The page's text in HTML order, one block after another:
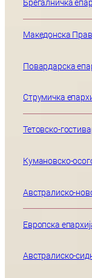
Брегалничка
Македонска
Повардарска
Струмичка
Тетовско-
Кумановско-
Австралиско-
Европска
Австралиско-